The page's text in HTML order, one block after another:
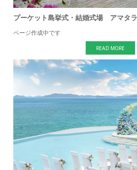
プーケット島挙式・結婚式場 アマタラ
ページ作成中です
READ MORE